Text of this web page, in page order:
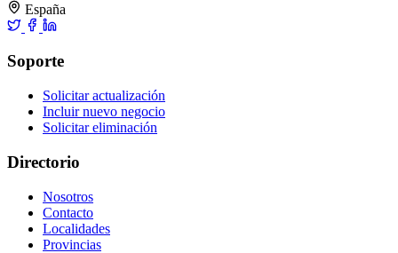
España
Soporte
Solicitar actualización
Incluir nuevo negocio
Solicitar eliminación
Directorio
Nosotros
Contacto
Localidades
Provincias